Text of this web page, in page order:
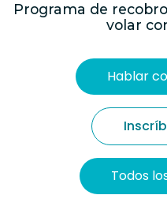
Programa de
volar
Hablar
Todos